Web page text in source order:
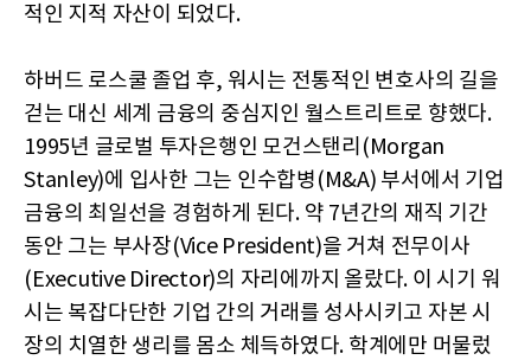
적인 지적 자산이 되었다.
하버드 로스쿨 졸업 후, 워시는 전통적인 변호사의 길을
걷는 대신 세계 금융의 중심지인 월스트리트로 향했다.
1995년 글로벌 투자은행인 모건스탠리(Morgan
Stanley)에 입사한 그는 인수합병(M&A) 부서에서 기업
금융의 최일선을 경험하게 된다. 약 7년간의 재직 기간
동안 그는 부사장(Vice President)을 거쳐 전무이사
(Executive Director)의 자리에까지 올랐다. 이 시기 워
시는 복잡다단한 기업 간의 거래를 성사시키고 자본 시
장의 치열한 생리를 몸소 체득하였다. 학계에만 머물렀